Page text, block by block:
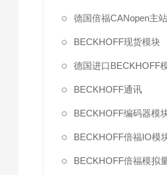
德国倍福CANopen主
BECKHOFF现货模块
德国进口BECKHOFF
BECKHOFF通讯
BECKHOFF编码器模
BECKHOFF倍福IO模
BECKHOFF倍福模拟